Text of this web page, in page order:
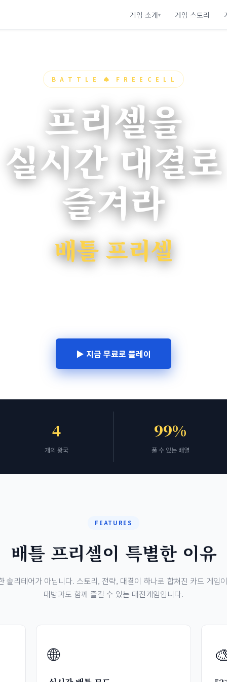
게임 소개▾ 게임 스토리
B A T T L E ♠ F R E E C E L L
프리셀을
실시간 대결로
즐겨라
배틀 프리셀
▶ 지금 무료로 플레이
4
개의 왕국
99%
풀 수 있는 배열
FEATURES
배틀 프리셀이 특별한 이유
솔리테어가 아닙니다. 스토리, 전략, 대결이 하나로 합쳐진 카드 게임
대방과도 함께 즐길 수 있는 대전게임입니다.
🌐